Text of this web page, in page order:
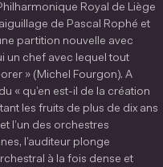
Royal de Liège
de Pascal Rophé et
partition nouvelle avec
un chef avec lequel tout
» (Michel Fourgon). A
« qu’en est-il de la création
les fruits de plus de dix ans
l’un des orchestres
l’auditeur plonge
à la fois dense et